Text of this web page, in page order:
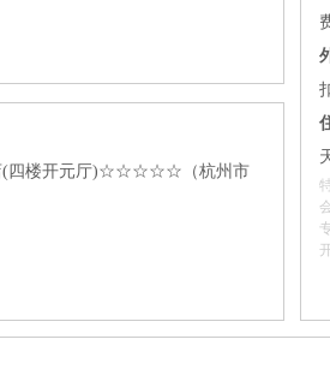
(四楼开元厅)☆☆☆☆☆（杭州市
纺织有限公司
织集团有限公司
纺丝有限公司
械股份有限公司